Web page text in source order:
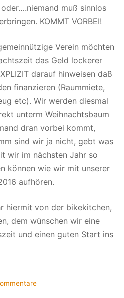
muß sinnlos
KOMMT VORBEI!
Verein möchten
das Geld lockerer
darauf hinweisen daß
finanzieren (Raummiete,
etc). Wir werden diesmal
unterm Weihnachtsbaum
dran vorbei kommt,
sind wir ja nicht, gebt was
wir im nächsten Jahr so
können wie wir mit unserer
aufhören.
hiermit von der bikekitchen,
dem wünschen wir eine
und einen guten Start ins
zu